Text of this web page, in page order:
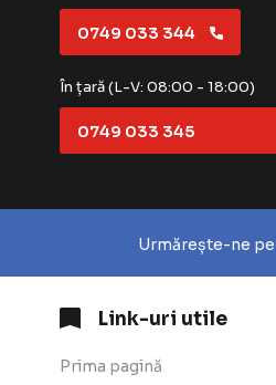
0749 033 344
În țară (L-V: 08:00 - 18:00)
0749 033 345
Urmărește-ne
Link-uri utile
Prima pagină